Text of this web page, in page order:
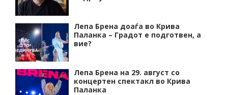
Лепа Брена доаѓа во Крива
Паланка – Градот е подготвен, а
вие?
Лепа Брена на 29. август со
концертен спектакл во Крива
Паланка